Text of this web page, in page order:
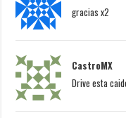
gracias x2
CastroMX
Drive esta